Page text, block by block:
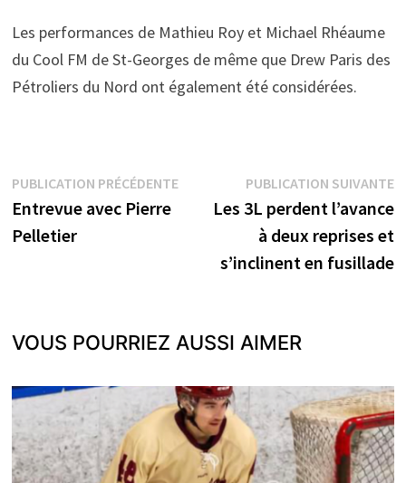
Les performances de Mathieu Roy et Michael Rhéaume
du Cool FM de St-Georges de même que Drew Paris des
Pétroliers du Nord ont également été considérées.
Navigation
de
PUBLICATION PRÉCÉDENTEPublication
précédente :
Entrevue avec Pierre
Pelletier
PUBLICATION SUIVANTE
Les 3L perdent l’avance
à deux reprises et
s’inclinent en fusillade
VOUS POURRIEZ AUSSI AIMER